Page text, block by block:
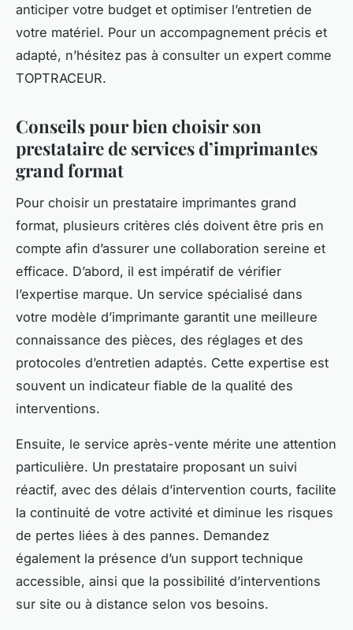
anticiper votre budget et optimiser l’entretien de
votre matériel. Pour un accompagnement précis et
adapté, n’hésitez pas à consulter un expert comme
TOPTRACEUR.
Conseils pour bien choisir son
prestataire de services d’imprimantes
grand format
Pour choisir un prestataire imprimantes grand
format, plusieurs critères clés doivent être pris en
compte afin d’assurer une collaboration sereine et
efficace. D’abord, il est impératif de vérifier
l’expertise marque. Un service spécialisé dans
votre modèle d’imprimante garantit une meilleure
connaissance des pièces, des réglages et des
protocoles d’entretien adaptés. Cette expertise est
souvent un indicateur fiable de la qualité des
interventions.
Ensuite, le service après-vente mérite une attention
particulière. Un prestataire proposant un suivi
réactif, avec des délais d’intervention courts, facilite
la continuité de votre activité et diminue les risques
de pertes liées à des pannes. Demandez
également la présence d’un support technique
accessible, ainsi que la possibilité d’interventions
sur site ou à distance selon vos besoins.